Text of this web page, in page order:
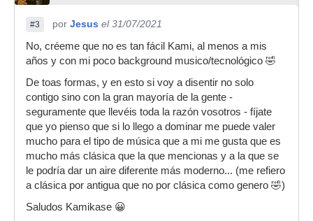
#3 por Jesus el 31/07/2021
No, créeme que no es tan fácil Kami, al menos a mis
años y con mi poco background musico/tecnológico 🤣
De toas formas, y en esto si voy a disentir no solo
contigo sino con la gran mayoría de la gente -
seguramente que llevéis toda la razón vosotros - fíjate
que yo pienso que si lo llego a dominar me puede valer
mucho para el tipo de música que a mi me gusta que es
mucho más clásica que la que mencionas y a la que se
le podría dar un aire diferente más moderno... (me refiero
a clásica por antigua que no por clásica como genero 🤣)
Saludos Kamikase 😀